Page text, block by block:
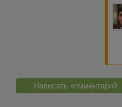
Написать комментарий